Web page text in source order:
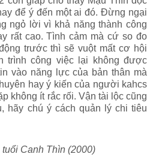
để ý đến một ai đó. Đừng ngại
ngỏ lời vì khả năng thành công
rất cao. Tình cảm mà cứ so đo
trước thì sẽ vuột mất cơ hội
trình công việc lại không được
vào năng lực của bản thân mà
hay ý kiến của người kahcs
không ít rắc rối. Vận tài lộc cũng
hãy chú ý cách quản lý chi tiêu
Canh Thìn (2000)